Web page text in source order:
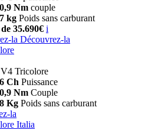
Nm couple
kg Poids sans carburant
35.690€ i
la Découvrez-la
Tricolore
Ch Puissance
Nm Couple
Kg Poids sans carburant
la
Italia